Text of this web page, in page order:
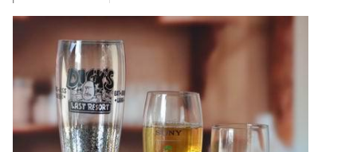
Pengemasan masing-masing dalam satu kotak dalam,